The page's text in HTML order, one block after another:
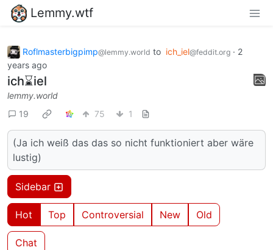
Lemmy.wtf
Roflmasterbigpimp@lemmy.world to ich_iel@feddit.org · 2
years ago
ich⌛iel
lemmy.world
19
75 1
(Ja ich weiß das das so nicht funktioniert aber wäre
lustig)
Sidebar
Hot Top Controversial New Old
Chat